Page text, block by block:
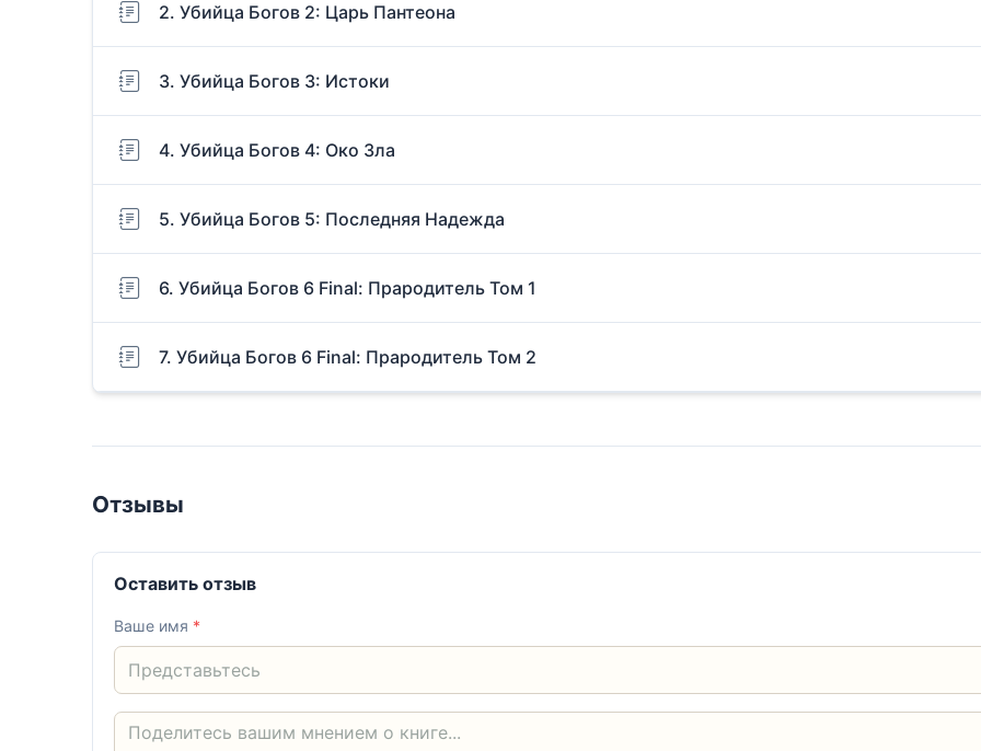
2. Убийца Богов 2: Царь Пантеона
3. Убийца Богов 3: Истоки
4. Убийца Богов 4: Око Зла
5. Убийца Богов 5: Последняя Надежда
6. Убийца Богов 6 Final: Прародитель Том 1
7. Убийца Богов 6 Final: Прародитель Том 2
Отзывы
Оставить отзыв
Ваше имя *